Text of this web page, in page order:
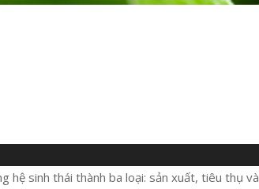
sinh thái thành ba loại: sản xuất, tiêu thụ và